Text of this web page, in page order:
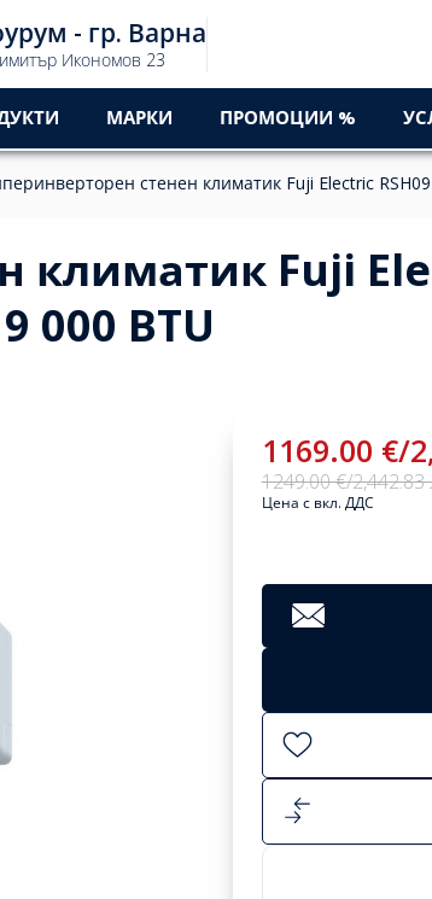
- гр. Варна
Икономов 23
МАРКИ ПРОМОЦИИ %
стенен климатик Fuji Electric
климатик Fuji
000 BTU
1169.00 €/
1249.00 €/2,442.83
Цена с вкл. ДДС